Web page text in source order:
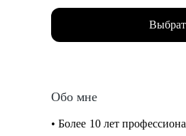
Обо мне
• Более 10 лет